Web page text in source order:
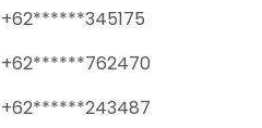
+62******345175
+62******762470
+62******243487